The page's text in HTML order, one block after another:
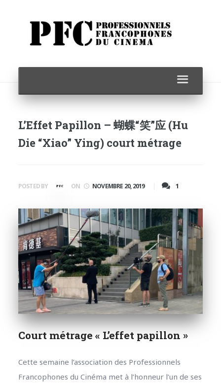
L’Effet Papillon – 蝴蝶“笑”应 (Hu
Die “Xiao” Ying) court métrage
POSTED BY ON NOVEMBRE 20, 2019 1
Court métrage « L’effet papillon »
Cette semaine l’association des Professionnels
Francophones du Cinéma met à l’honneur l’un de ses